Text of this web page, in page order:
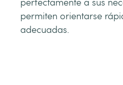
perfectamente a sus
permiten orientarse
adecuadas.